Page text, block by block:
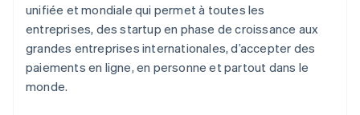
unifiée et mondiale qui permet à toutes les
entreprises, des startup en phase de croissance aux
grandes entreprises internationales, d’accepter des
paiements en ligne, en personne et partout dans le
monde.